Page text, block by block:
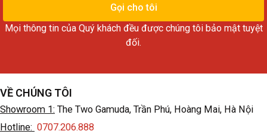
thoại
Gọi cho tôi
Mọi thông tin của Quý khách đều được chúng tôi bảo mật tuyệt
đối.
VỀ CHÚNG TÔI
Showroom 1: The Two Gamuda, Trần Phú, Hoàng Mai, Hà Nội
Hotline: 0707.206.888